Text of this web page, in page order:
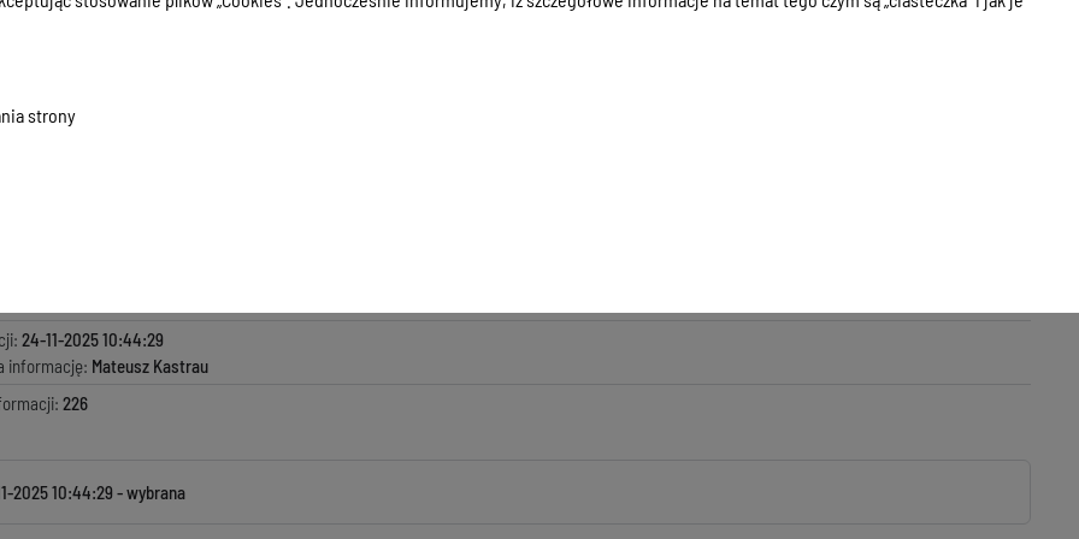
KB , data dodania:
24-11-2025 10:44:29
informację: Mateusz Kastrau
226
2025 10:44:29
strony